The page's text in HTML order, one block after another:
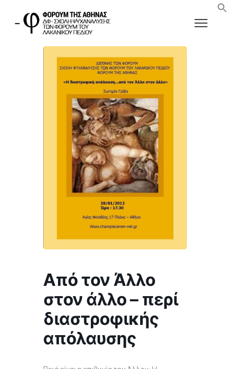
Από τον Άλλο
στον άλλο – περί
διαστροφικής
απόλαυσης